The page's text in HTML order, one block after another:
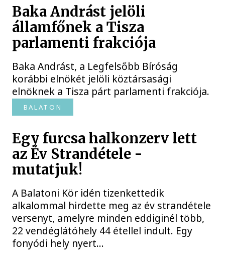
Baka Andrást jelöli
államfőnek a Tisza
parlamenti frakciója
Baka Andrást, a Legfelsőbb Bíróság
korábbi elnökét jelöli köztársasági
elnöknek a Tisza párt parlamenti frakciója.
BALATON
Egy furcsa halkonzerv lett
az Év Strandétele -
mutatjuk!
A Balatoni Kör idén tizenkettedik
alkalommal hirdette meg az év strandétele
versenyt, amelyre minden eddiginél több,
22 vendéglátóhely 44 étellel indult. Egy
fonyódi hely nyert...